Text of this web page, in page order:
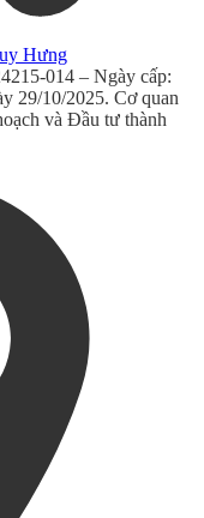
Hưng
014 – Ngày cấp:
29/10/2025. Cơ quan
và Đầu tư thành